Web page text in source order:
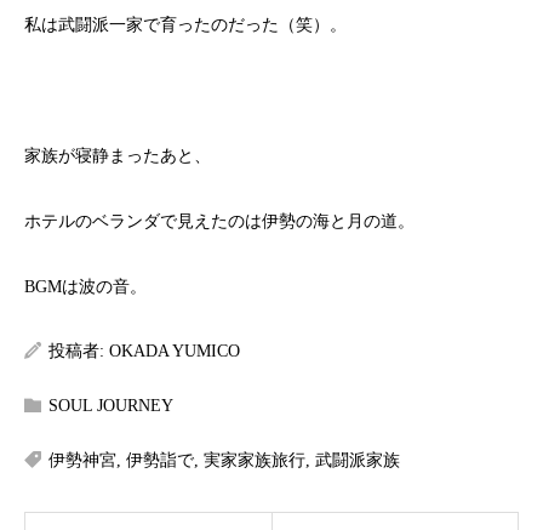
私は武闘派一家で育ったのだった（笑）。
家族が寝静まったあと、
ホテルのベランダで見えたのは伊勢の海と月の道。
BGMは波の音。
投稿者: OKADA YUMICO
SOUL JOURNEY
伊勢神宮 伊勢詣で 実家家族旅行 武闘派家族